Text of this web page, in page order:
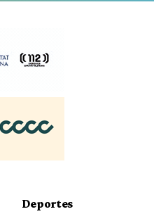
Deportes